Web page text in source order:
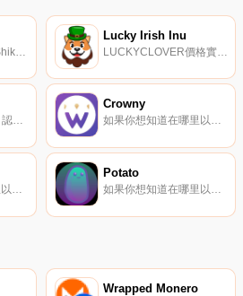
SHIK價格實時數據Shikoku Inu是一種革命性的新加密貨幣,旨在解決困擾該行業的一些問題。四國島的創建者決心給每個人一個公平的成功機會,這就是為什么他們向索拉納社區空投了總供應量的50%。這意味著任何人都可以免費獲得一些四國幣,讓他們有機會投資加密貨幣,而無需使用自己的個人資金.
Lucky Irish Inu
FADA價格實時數據, 認識Floki社區的最新成員。弗洛基與眾不同,遠勝于他之前的兄弟姐妹,因為他建立在兩個智能平臺上（Bincance智能鏈和Cardano）具有更多功能,如NFT和Staking我們的迭代更可愛Floki Loves ADA是一個100%由社區驅動的通貨緊縮Defi代幣,
Crowny
如果你想知道在哪里以當前價格購買Crowny,目前交易{Crowny]股票的頂級加密貨幣交易所是AscendEX（BitMax）、Jupiter和Raydium。您可以在我們的加密貨幣交易所頁面上找到其他列表。Crowny創建了一個新的平臺來幫助解決廣告界目前的一些困境.
如果你想知道在哪里以當前價格購買DeFine,目前交易{DeFine]股票的頂級加密貨幣交易所是BTCEX、KuCoin、Gate.io、MEXC和Bithumb。您可以在我們的加密貨幣交易所頁面上找到其他列表.
Potato
如果你想知道在哪里以當前價格購買Potato,目前交易{Potato]股票的頂級加密貨幣交易所是Bitrue。您可以在我們的加密貨幣交易所頁面上找到其他列表。Potato是建立在索拉納網絡上的革命記憶代幣.
Wrapped Monero